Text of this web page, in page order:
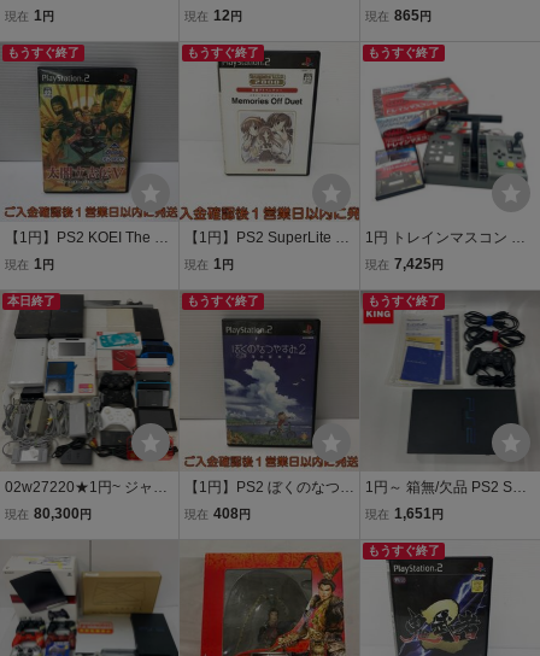
タタコンでドドンがドン
A0218-009ka/F8
現在 1円
リアル ガールズサイド 2n
ステ2 未検品 1A0129-120
am/F8
現在 12 円
ス カプコン ゲームソフト
-124am/F8
現在 865円
もうすぐ終了
【1円】PS2 KOEI The Be
st 太閤立志伝V ゲームソ
03am/F8
現在 1円
もうすぐ終了
【1円】PS2 SuperLite 20
00シリーズ 恋愛アドベン
デュエット ゲームソフト
1A0116-030fk/F8
現在 1円
もうすぐ終了
1円 トレインマスコン CO
TM-02001 THE京浜急行
対応 ゲームコントローラ
ー PS2 プレステ2 ゲーム
ソフト付【現状品】
現在 7,425円
本日終了
02w27220★1円~ ジャン
ク ゲーム 本体・周辺機器
※パーツ取りに ジャンク
品【牛久店】
現在 80,300 円
もうすぐ終了
【1円】PS2 ぼくのなつや
すみ2 海の冒険篇 ゲーム
1A0129-147am/F8
現在 408円
もうすぐ終了
1円～ 箱無/欠品 PS2 SCP
H-50000 ミッドナイトブ
現在 1,651 円
もうすぐ終了